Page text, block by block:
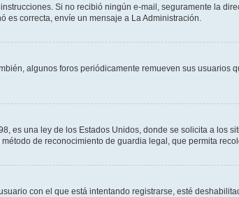
Si no recibió ningún e-mail, seguramente la
correcta, envíe un mensaje a La Administración.
algunos foros periódicamente remueven sus
es una ley de los Estados Unidos, donde se solicita a los
de reconocimiento de guardia legal, que permita
con el que está intentando registrarse, esté